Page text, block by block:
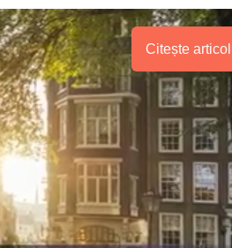
Citește